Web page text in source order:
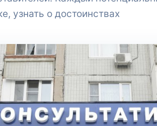
узнать о достоинствах